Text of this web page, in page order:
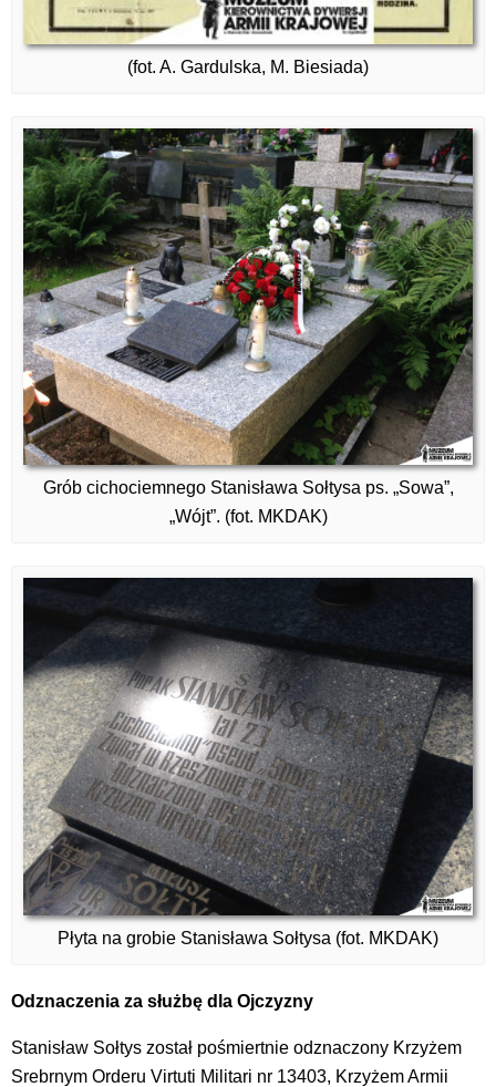
(fot. A. Gardulska, M. Biesiada)
Grób cichociemnego Stanisława Sołtysa ps. „Sowa”,
„Wójt”. (fot. MKDAK)
Płyta na grobie Stanisława Sołtysa (fot. MKDAK)
Odznaczenia za służbę dla Ojczyzny
Stanisław Sołtys został pośmiertnie odznaczony Krzyżem
Srebrnym Orderu Virtuti Militari nr 13403, Krzyżem Armii